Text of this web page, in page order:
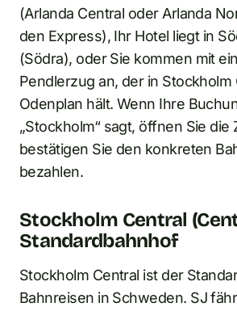
(Arlanda Central oder Arlanda
den Express), Ihr Hotel liegt in
(Södra), oder Sie kommen mit
Pendlerzug an, der in Stockholm
Odenplan hält. Wenn Ihre
„Stockholm“ sagt, öffnen Sie die
bestätigen Sie den konkreten
bezahlen.
Stockholm Central
Standardbahnhof
Stockholm Central ist der
Bahnreisen in Schweden. SJ